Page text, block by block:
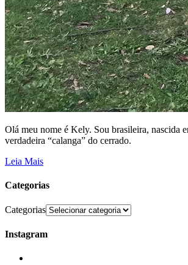
Olá meu nome é Kely. Sou brasileira, nascida
verdadeira “calanga” do cerrado.
Leia Mais
Categorias
Categorias
Instagram